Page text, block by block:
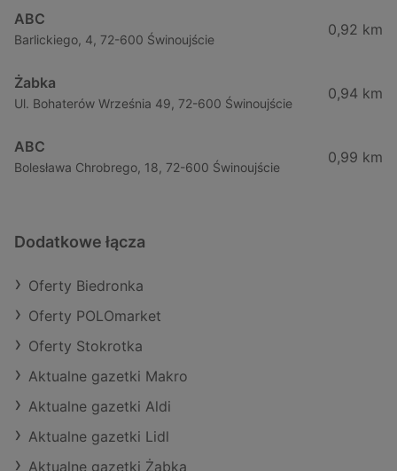
ABC
Barlickiego, 4, 72-600 Świnoujście
0,92 km
Żabka
Ul. Bohaterów Września 49, 72-600 Świnoujście
0,94 km
ABC
Bolesława Chrobrego, 18, 72-600 Świnoujście
0,99 km
Dodatkowe łącza
Oferty Biedronka
Oferty POLOmarket
Oferty Stokrotka
Aktualne gazetki Makro
Aktualne gazetki Aldi
Aktualne gazetki Lidl
Aktualne gazetki Żabka